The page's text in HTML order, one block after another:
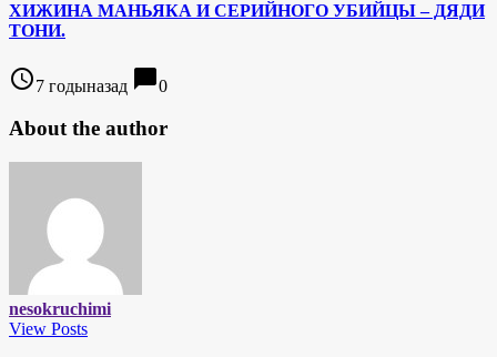
ХИЖИНА МАНЬЯКА И СЕРИЙНОГО УБИЙЦЫ – ДЯДИ
ТОНИ.
access_time7 годыназад chat_bubble0
About the author
nesokruchimi
View Posts